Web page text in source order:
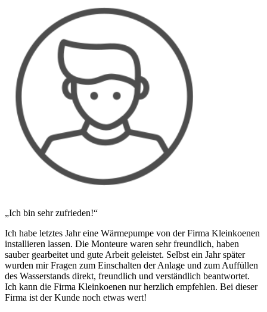
„Ich bin sehr zufrieden!“
Ich habe letztes Jahr eine Wärmepumpe von der Firma Kleinkoenen
installieren lassen. Die Monteure waren sehr freundlich, haben
sauber gearbeitet und gute Arbeit geleistet. Selbst ein Jahr später
wurden mir Fragen zum Einschalten der Anlage und zum Auffüllen
des Wasserstands direkt, freundlich und verständlich beantwortet.
Ich kann die Firma Kleinkoenen nur herzlich empfehlen. Bei dieser
Firma ist der Kunde noch etwas wert!